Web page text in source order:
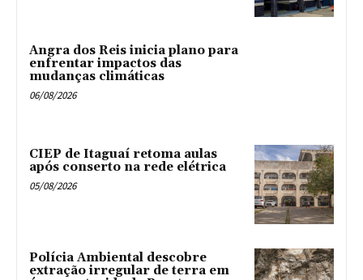
Angra dos Reis inicia plano para
enfrentar impactos das
mudanças climáticas
06/08/2026
CIEP de Itaguaí retoma aulas
após conserto na rede elétrica
05/08/2026
Polícia Ambiental descobre
extração irregular de terra em